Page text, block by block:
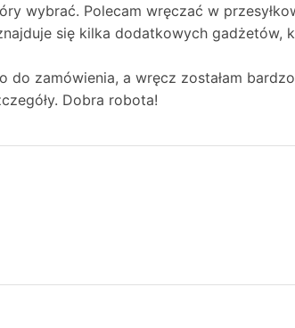
wybrać. Polecam wręczać w
się kilka dodatkowych gadżetów,
do zamówienia, a wręcz zostałam
Dobra robota!